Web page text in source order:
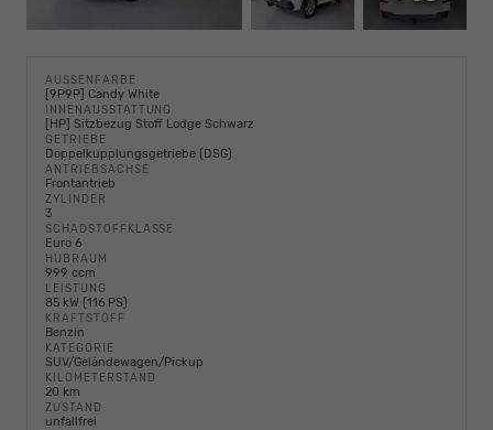
AUSSENFARBE
[9P9P] Candy White
INNENAUSSTATTUNG
[HP] Sitzbezug Stoff Lodge Schwarz
GETRIEBE
Doppelkupplungsgetriebe (DSG)
ANTRIEBSACHSE
Frontantrieb
ZYLINDER
3
SCHADSTOFFKLASSE
Euro 6
HUBRAUM
999 ccm
LEISTUNG
85 kW (116 PS)
KRAFTSTOFF
Benzin
KATEGORIE
SUV/Geländewagen/Pickup
KILOMETERSTAND
20 km
ZUSTAND
unfallfrei